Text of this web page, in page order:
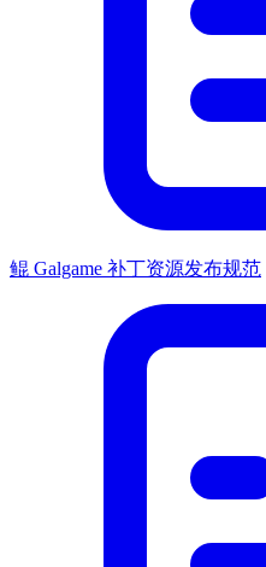
鲲 Galgame 补丁资源发布规范